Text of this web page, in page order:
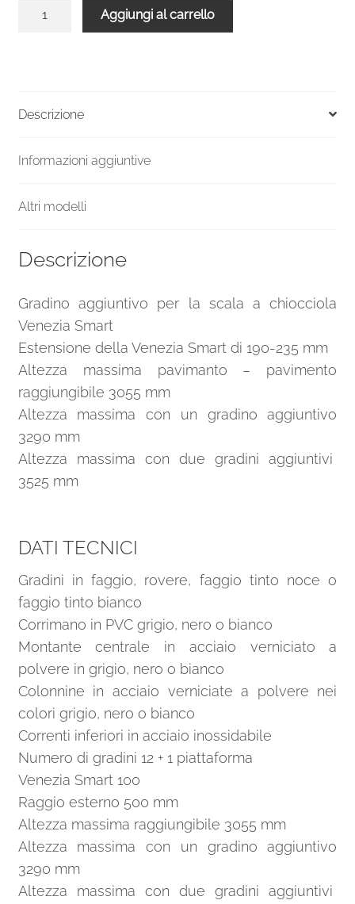
legno
quantità
Aggiungi al carrello
Descrizione
Informazioni aggiuntive
Altri modelli
Descrizione
Gradino aggiuntivo per la scala a chiocciola
Venezia Smart
Estensione della Venezia Smart di 190-235 mm
Altezza massima pavimanto – pavimento
raggiungibile 3055 mm
Altezza massima con un gradino aggiuntivo
3290 mm
Altezza massima con due gradini aggiuntivi
3525 mm
DATI TECNICI
Gradini in faggio, rovere, faggio tinto noce o
faggio tinto bianco
Corrimano in PVC grigio, nero o bianco
Montante centrale in acciaio verniciato a
polvere in grigio, nero o bianco
Colonnine in acciaio verniciate a polvere nei
colori grigio, nero o bianco
Correnti inferiori in acciaio inossidabile
Numero di gradini 12 + 1 piattaforma
Venezia Smart 100
Raggio esterno 500 mm
Altezza massima raggiungibile 3055 mm
Altezza massima con un gradino aggiuntivo
3290 mm
Altezza massima con due gradini aggiuntivi